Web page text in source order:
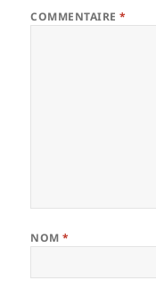
COMMENTAIRE*
NOM*